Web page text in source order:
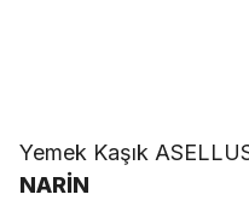
Yemek Kaşık
NARİN